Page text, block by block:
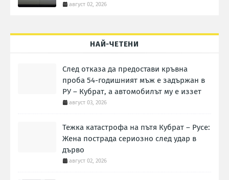
август 02, 2026
НАЙ-ЧЕТЕНИ
След отказа да предостави кръвна
проба 54-годишният мъж е задържан в
РУ – Кубрат, а автомобилът му е иззет
август 03, 2026
Тежка катастрофа на пътя Кубрат – Русе:
Жена пострада сериозно след удар в
дърво
август 02, 2026